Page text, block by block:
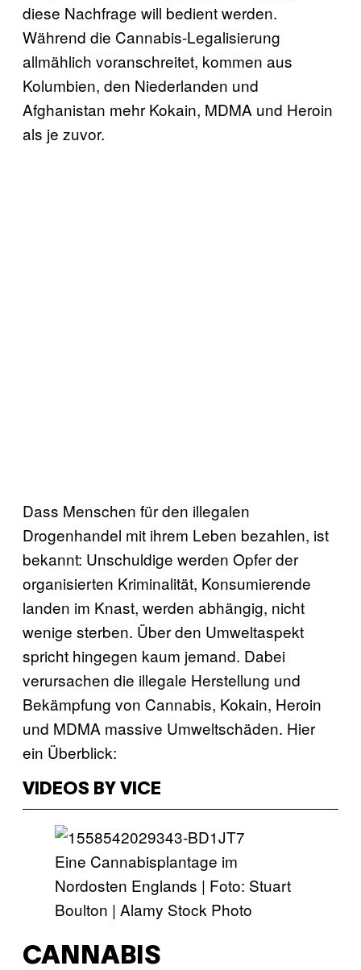
diese Nachfrage will bedient werden.
Während die Cannabis-Legalisierung
allmählich voranschreitet, kommen aus
Kolumbien, den Niederlanden und
Afghanistan mehr Kokain, MDMA und Heroin
als je zuvor.
Dass Menschen für den illegalen
Drogenhandel mit ihrem Leben bezahlen, ist
bekannt: Unschuldige werden Opfer der
organisierten Kriminalität, Konsumierende
landen im Knast, werden abhängig, nicht
wenige sterben. Über den Umweltaspekt
spricht hingegen kaum jemand. Dabei
verursachen die illegale Herstellung und
Bekämpfung von Cannabis, Kokain, Heroin
und MDMA massive Umweltschäden. Hier
ein Überblick:
VIDEOS BY VICE
Eine Cannabisplantage im
Nordosten Englands | Foto: Stuart
Boulton | Alamy Stock Photo
CANNABIS